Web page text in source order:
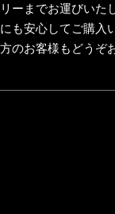
ーまでお運びいた
も安心してご購入
のお客様もどう